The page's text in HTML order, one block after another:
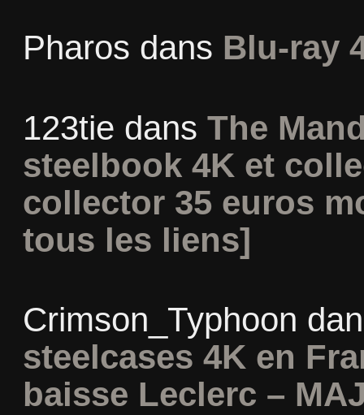
Pharos dans Blu-ray
123tie dans The
steelbook 4K et
collector 35 euros
tous les liens]
Crimson_Typhoon
steelcases 4K en
baisse Leclerc –